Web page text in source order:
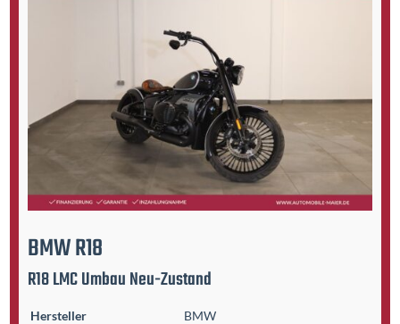
BMWR18
R18 LMC Umbau Neu-Zustand
Hersteller BMW